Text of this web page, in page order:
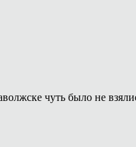
чуть было не